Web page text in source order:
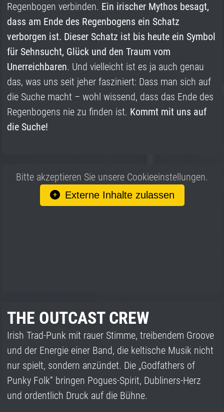
Regenbogen verbinden. Ein irischer Mythos besagt,
dass am Ende des Regenbogens ein Schatz
verborgen ist. Dieser Schatz ist bis heute ein Symbol
für Sehnsucht, Glück und den Traum vom
Unerreichbaren. Und vielleicht ist es ja auch genau
das, was uns seit jeher fasziniert: Dass man sich auf
die Suche macht – wohl wissend, dass das Ende des
Regenbogens nie zu finden ist. Kommt mit uns auf
die Suche!
Bitte akzeptieren Sie unsere Cookieeinstellungen.
Externe Inhalte zulassen
THE OUTCAST CREW
Irish Trad-Punk mit rauer Stimme, treibendem Groove
und der Energie einer Band, die keltische Musik nicht
nur spielt, sondern anzündet. Die „Godfathers of
Punky Folk“ bringen Pogues-Spirit, Dubliners-Herz
und ordentlich Druck auf die Bühne.